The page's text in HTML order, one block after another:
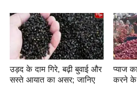
उड़द के दाम गिरे, बढ़ी बुवाई और
सस्ते आयात का असर; जानिए
प्याज
करने के